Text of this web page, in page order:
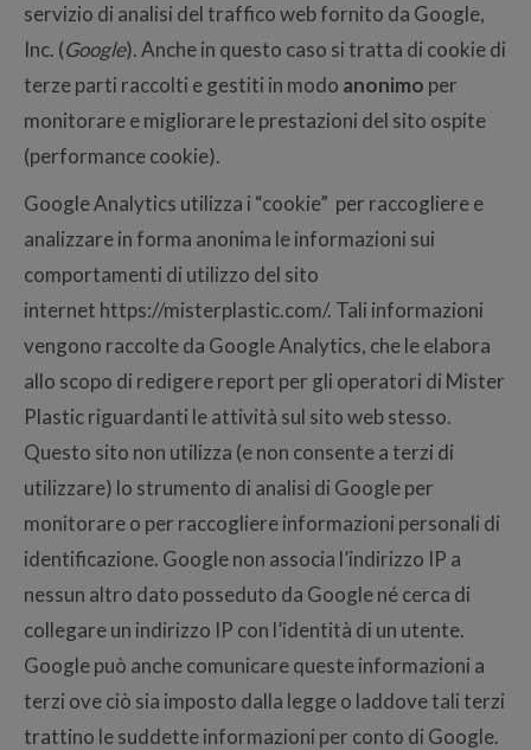
servizio di analisi del traffico web fornito da Google,
Inc. (Google). Anche in questo caso si tratta di cookie di
terze parti raccolti e gestiti in modo anonimo per
monitorare e migliorare le prestazioni del sito ospite
(performance cookie).
Google Analytics utilizza i “cookie” per raccogliere e
analizzare in forma anonima le informazioni sui
comportamenti di utilizzo del sito
internet https://misterplastic.com/. Tali informazioni
vengono raccolte da Google Analytics, che le elabora
allo scopo di redigere report per gli operatori di Mister
Plastic riguardanti le attività sul sito web stesso.
Questo sito non utilizza (e non consente a terzi di
utilizzare) lo strumento di analisi di Google per
monitorare o per raccogliere informazioni personali di
identificazione. Google non associa l’indirizzo IP a
nessun altro dato posseduto da Google né cerca di
collegare un indirizzo IP con l’identità di un utente.
Google può anche comunicare queste informazioni a
terzi ove ciò sia imposto dalla legge o laddove tali terzi
trattino le suddette informazioni per conto di Google.